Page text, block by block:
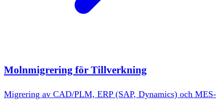
Molnmigrering för Tillverkning
Migrering av CAD/PLM, ERP (SAP, Dynamics) och MES-